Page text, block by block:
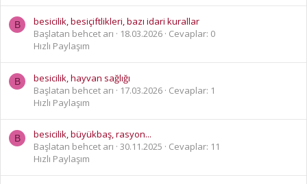
B
besicilik, besiçiftlikleri, bazı idari kurallar
Başlatan behcet arı
18.03.2026 Cevaplar: 0
Hızlı Paylaşım
B
besicilik, hayvan sağlığı
Başlatan behcet arı
17.03.2026 Cevaplar: 1
Hızlı Paylaşım
B
besicilik, büyükbaş, rasyon...
Başlatan behcet arı 30.11.2025
Cevaplar: 11
Hızlı Paylaşım